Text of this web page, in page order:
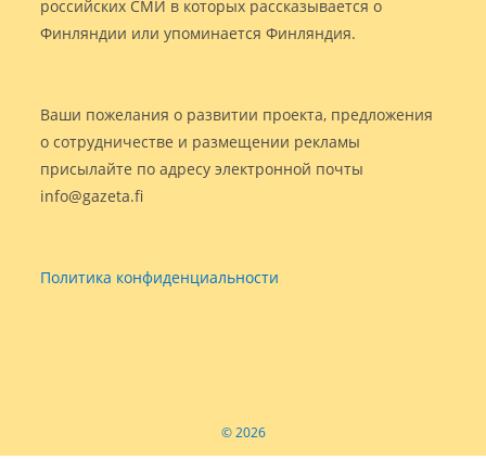
российских СМИ в которых рассказывается о
Финляндии или упоминается Финляндия.
Ваши пожелания о развитии проекта, предложения
о сотрудничестве и размещении рекламы
присылайте по адресу электронной почты
info@gazeta.fi
Политика конфиденциальности
© 2026